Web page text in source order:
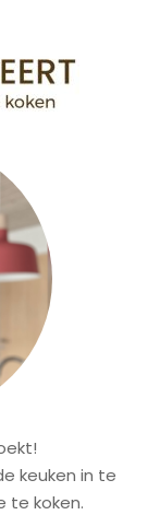
keuken in te
te koken.